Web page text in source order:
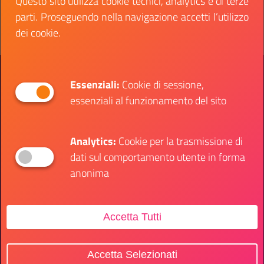
Il link ti porterà ad avere maggiori dettagli su:
Dipartimento per le Politiche Giovanili e il
Servizio Civile Universale
Contatti
Via della Ferratella in Laterano, 51
00184 Roma - Italia
parti. Proseguendo nella navigazione accetti l’utilizzo
dei cookie.
Essenziali: Cookie di sessione,
essenziali al funzionamento del sito
Analytics: Cookie per la trasmissione di
dati sul comportamento utente in forma
anonima
Accetta Tutti
Accetta Selezionati